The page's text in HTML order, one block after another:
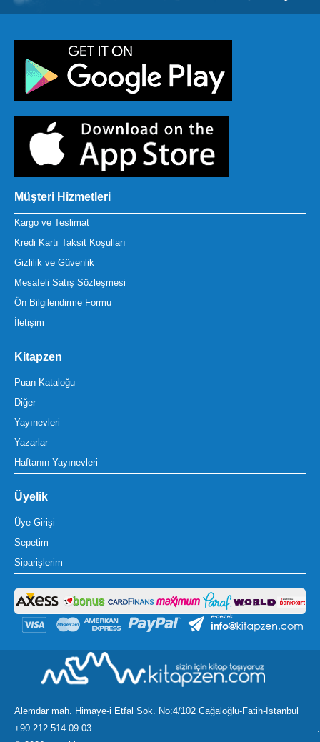
Müşteri Hizmetleri
Kargo ve Teslimat
Kredi Kartı Taksit Koşulları
Gizlilik ve Güvenlik
Mesafeli Satış Sözleşmesi
Ön Bilgilendirme Formu
İletişim
Kitapzen
Puan Kataloğu
Diğer
Yayınevleri
Yazarlar
Haftanın Yayınevleri
Üyelik
Üye Girişi
Sepetim
Siparişlerim
Alemdar mah. Himaye-i Etfal Sok. No:4/102 Cağaloğlu-Fatih-İstanbul
+90 212 514 09 03